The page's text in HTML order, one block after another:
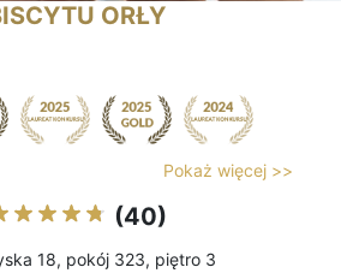
ORŁY
Pokaż więcej >>
(40)
18, pokój 323, piętro 3